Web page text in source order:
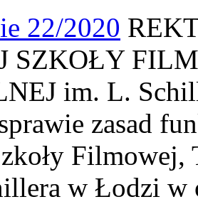
22/2020
SZKOŁY
im. L.
zasad
w Łodzi